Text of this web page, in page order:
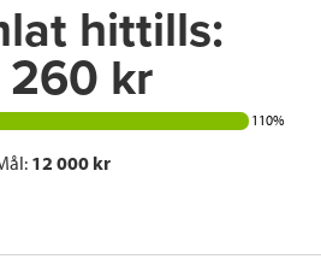
hittills:
260 kr
110%
12 000 kr